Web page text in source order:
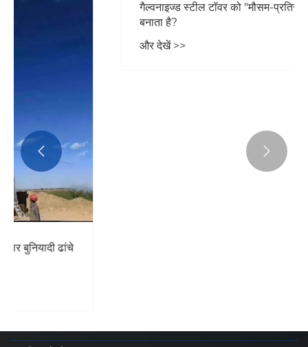
गैल्वनाइज्ड स्टील टॉवर को "मौसम-प्रतिरोधी" क्या
 